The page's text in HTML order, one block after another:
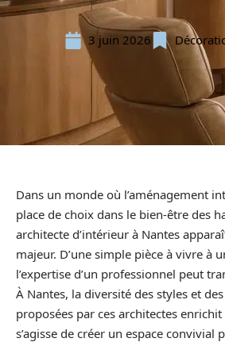
3 juin 2026
Dans un monde où l’aménagement
place de choix dans le bien-être des
architecte d’intérieur à Nantes
majeur. D’une simple pièce à vivre à
l’expertise d’un professionnel peut
À Nantes, la diversité des styles et
proposées par ces architectes enrichit
s’agisse de créer un espace convivial